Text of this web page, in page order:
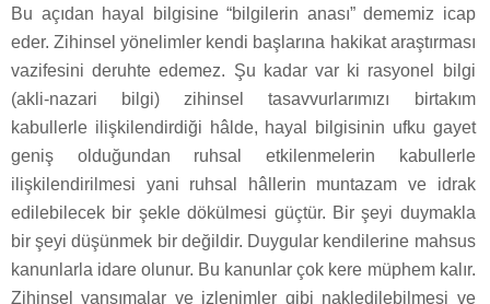
Bu açıdan hayal bilgisine “bilgilerin anası” dememiz icap
eder. Zihinsel yönelimler kendi başlarına hakikat araştırması
vazifesini deruhte edemez. Şu kadar var ki rasyonel bilgi
(akli-nazari bilgi) zihinsel tasavvurlarımızı birtakım
kabullerle ilişkilendirdiği hâlde, hayal bilgisinin ufku gayet
geniş olduğundan ruhsal etkilenmelerin kabullerle
ilişkilendirilmesi yani ruhsal hâllerin muntazam ve idrak
edilebilecek bir şekle dökülmesi güçtür. Bir şeyi duymakla
bir şeyi düşünmek bir değildir. Duygular kendilerine mahsus
kanunlarla idare olunur. Bu kanunlar çok kere müphem kalır.
Zihinsel yansımalar ve izlenimler gibi nakledilebilmesi ve